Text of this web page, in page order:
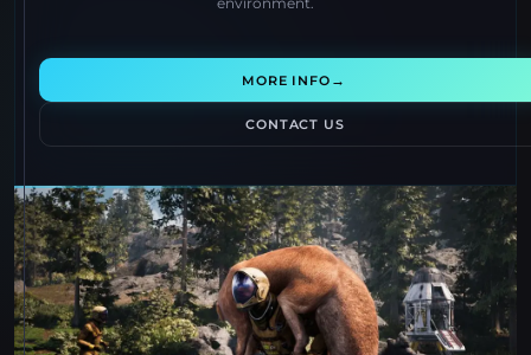
MORE INFO →
CONTACT US